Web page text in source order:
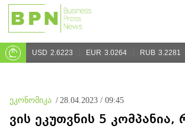
USD 2.6223 EUR 3.0264 RUB 3.2281
ეკონომიკა / 28.04.2023 / 09:45
ვის ეკუთვნის 5